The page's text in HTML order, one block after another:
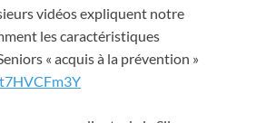
vidéos expliquent notre
les caractéristiques
« acquis à la prévention »